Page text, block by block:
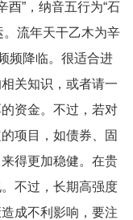
”，纳音五行为“石
。流年天干乙木为辛
频降临。很适合进
关知识，或者请一
资金。不过，若对
项目，如债券、固
得更加稳健。在贵
不过，长期高强度
成不利影响，要注